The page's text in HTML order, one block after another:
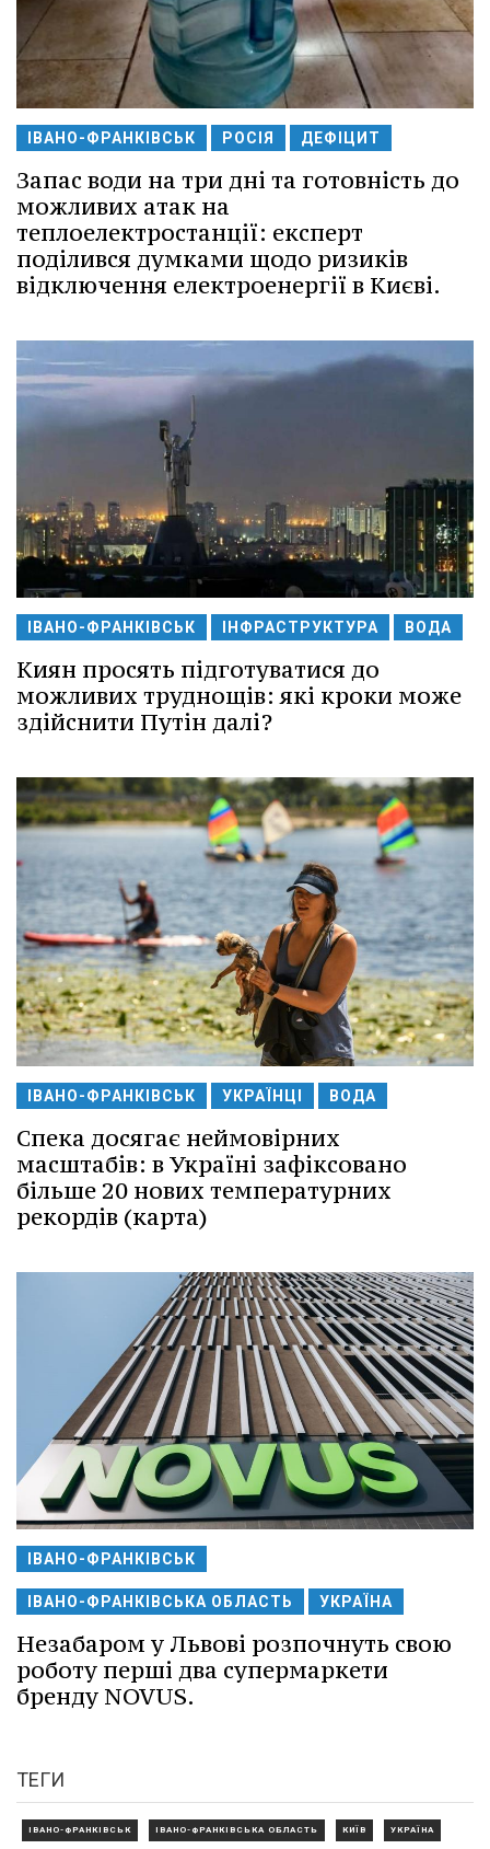
ІВАНО-ФРАНКІВСЬК РОСІЯ ДЕФІЦИТ
Запас води на три дні та готовність до
можливих атак на
теплоелектростанції: експерт
поділився думками щодо ризиків
відключення електроенергії в Києві.
ІВАНО-ФРАНКІВСЬК ІНФРАСТРУКТУРА ВОДА
Киян просять підготуватися до
можливих труднощів: які кроки може
здійснити Путін далі?
ІВАНО-ФРАНКІВСЬК УКРАЇНЦІ ВОДА
Спека досягає неймовірних
масштабів: в Україні зафіксовано
більше 20 нових температурних
рекордів (карта)
ІВАНО-ФРАНКІВСЬК
ІВАНО-ФРАНКІВСЬКА ОБЛАСТЬ УКРАЇНА
Незабаром у Львові розпочнуть свою
роботу перші два супермаркети
бренду NOVUS.
ТЕГИ
ІВАНО-ФРАНКІВСЬК ІВАНО-ФРАНКІВСЬКА ОБЛАСТЬ КИЇВ УКРАЇНА